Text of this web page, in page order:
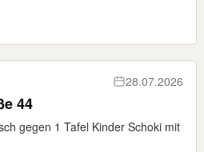
28.07.2026
44
gegen 1 Tafel Kinder Schoki mit